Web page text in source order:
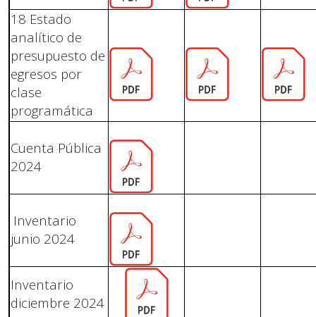
18 Estado
analítico de
presupuesto de
egresos por
clase
programática
Cuenta Pública
2024
Inventario
junio 2024
Inventario
diciembre 2024